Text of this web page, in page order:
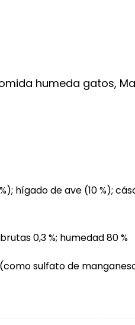
humeda gatos,
hígado de ave (10 %);
0,3 %; humedad 80 %
sulfato de